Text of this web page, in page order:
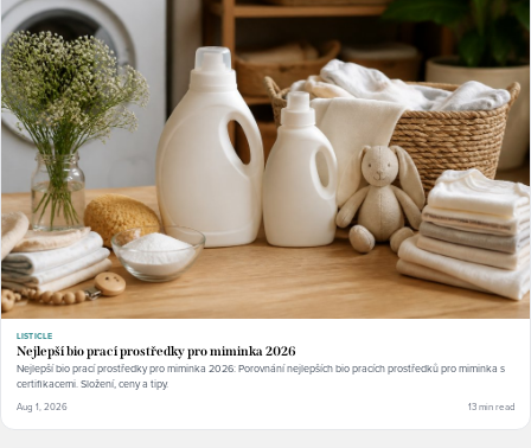
LISTICLE
Nejlepší bio prací prostředky pro miminka 2026
Nejlepší bio prací prostředky pro miminka 2026: Porovnání nejlepších bio pracích prostředků pro miminka s
certifikacemi. Složení, ceny a tipy.
Aug 1, 2026 13 min read